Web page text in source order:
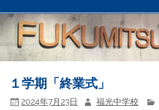
１学期「終業式」
2024年7月23日 福光中学校